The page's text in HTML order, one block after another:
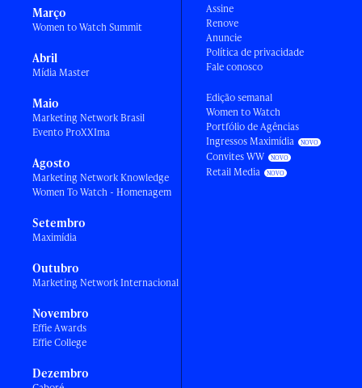
Março
Women to Watch Summit
Abril
Mídia Master
Maio
Marketing Network Brasil
Evento ProXXIma
Agosto
Marketing Network Knowledge
Women To Watch - Homenagem
Setembro
Maximídia
Outubro
Marketing Network Internacional
Novembro
Effie Awards
Effie College
Dezembro
Assine
Renove
Anuncie
Política de privacidade
Fale conosco
Edição semanal
Women to Watch
Portfólio de Agências
Ingressos Maximídia
Convites WW
Retail Media